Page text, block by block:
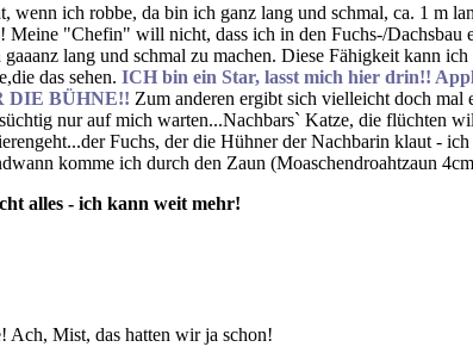
wenn ich robbe, da bin ich ganz lang und schmal, ca. 1 m
Meine "Chefin" will nicht, dass ich in den Fuchs-/Dachsbau
gaaanz lang und schmal zu machen. Diese Fähigkeit kann
das sehen. ICH bin ein Star, lasst mich hier drin!!
DIE BÜHNE!! Zum anderen ergibt sich vielleicht doch
nur auf mich warten...Nachbars` Katze, die flüchten
Fuchs, der die Hühner der Nachbarin klaut -
komme ich durch den Zaun (Moaschendroahtzaun
alles - ich kann weit mehr!
Ach, Mist, das hatten wir ja schon!